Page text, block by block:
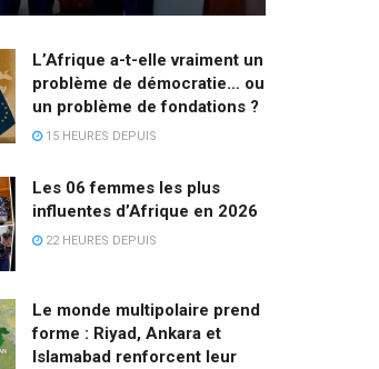
L’Afrique a-t-elle vraiment un
problème de démocratie… ou
un problème de fondations ?
15 HEURES DEPUIS
Les 06 femmes les plus
influentes d’Afrique en 2026
22 HEURES DEPUIS
Le monde multipolaire prend
forme : Riyad, Ankara et
Islamabad renforcent leur